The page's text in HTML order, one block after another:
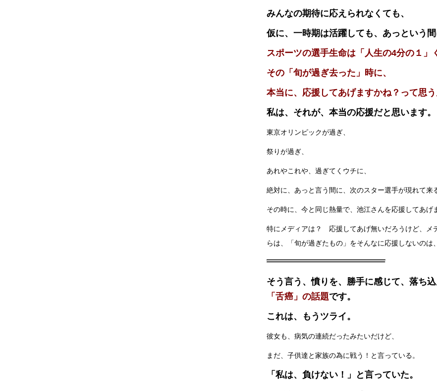
みんなの期待に応えられなくても、
仮に、一時期は活躍しても、 あっという
スポーツの選手生命は「人生の4分の１
その「旬が過ぎ去った」時に、
本当に、応援してあげますかね？って思う
私は、それが、本当の応援だと思います。
東京オリンピックが過ぎ、
祭りが過ぎ、
あれやこれや、過ぎてくウチに、
絶対に、あっと言う間に、次のスター選手が現れて来
その時に、今と同じ熱量で、池江さんを応援してあげ
特にメディアは？ 応援してあげ無いだろうけど、メ
らは、「旬が過ぎたもの」をそんなに応援しないのは
そう言う、憤りを、勝手に感じて、落ち
「舌癌」の話題です。
これは、もうツライ。
彼女も、病気の連続だったみたいだけど、
まだ、子供達と家族の為に戦う！と言っている。
「私は、負けない！」と言っていた。